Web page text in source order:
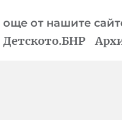
от нашите
Детското.БНР